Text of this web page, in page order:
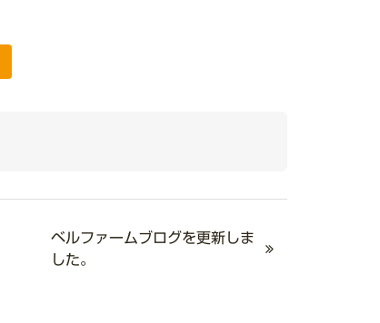
ベルファームブログを更新しま
した。